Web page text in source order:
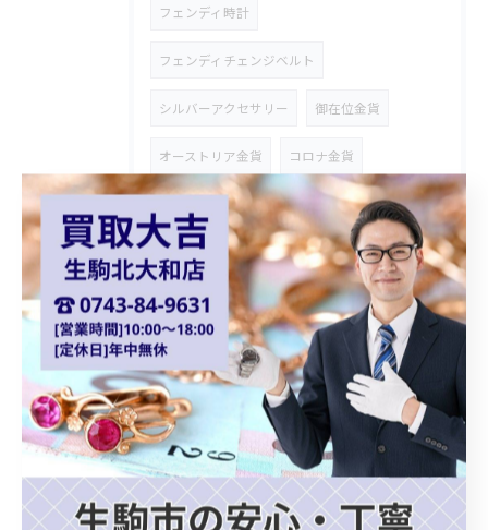
フェンディ時計
フェンディチェンジベルト
シルバーアクセサリー 御在位金貨
オーストリア金貨 コロナ金貨
天皇陛下御即位金貨 シャネルバッグ
ダイアナモデル ブランドバッグ
貴金属買取 ショパール Chopard
クォーツ カプシーヌ プラダバッグ
グッチショルダーバッグ
ホワイトゴールドアクセサリー
ゴールドジュエリー ブランドバッグ買取